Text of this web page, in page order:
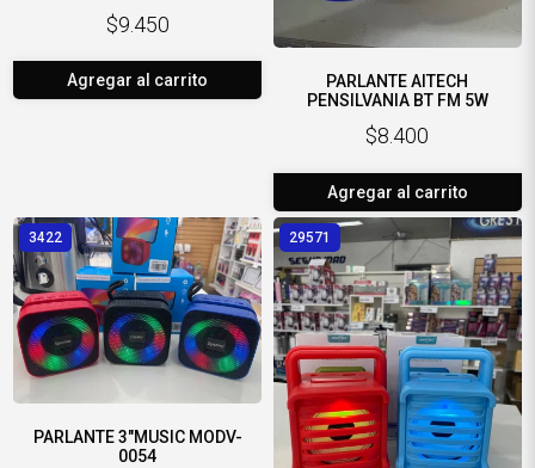
$9.450
Agregar al carrito
PARLANTE AITECH
PENSILVANIA BT FM 5W
$8.400
Agregar al carrito
3422
PARLANTE 3"MUSIC MODV-
0054
29571